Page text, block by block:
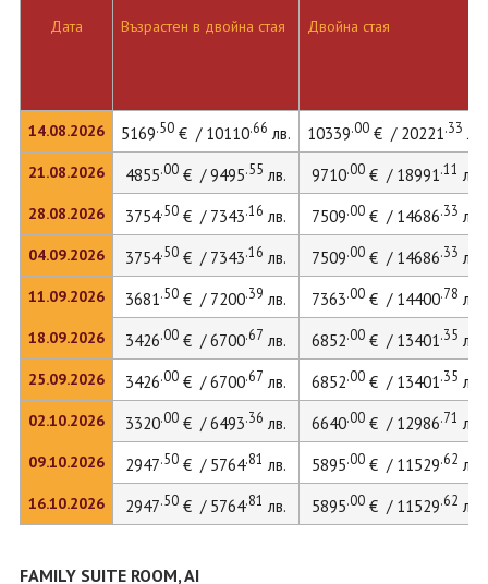
Дата
14.08.2026
21.08.2026
28.08.2026
04.09.2026
11.09.2026
18.09.2026
25.09.2026
02.10.2026
09.10.2026
16.10.2026
Възрастен в двойна стая Двойна стая
5169.50€ / 10110.66 лв. 10339.00€ / 20221.33 лв.
4855.00€ / 9495.55 лв. 9710.00€ / 18991.11 лв.
3754.50€ / 7343.16 лв. 7509.00€ / 14686.33 лв.
3754.50€ / 7343.16 лв. 7509.00€ / 14686.33 лв.
3681.50€ / 7200.39 лв. 7363.00€ / 14400.78 лв.
3426.00€ / 6700.67 лв. 6852.00€ / 13401.35 лв.
3426.00€ / 6700.67 лв. 6852.00€ / 13401.35 лв.
3320.00€ / 6493.36 лв. 6640.00€ / 12986.71 лв.
2947.50€ / 5764.81 лв. 5895.00€ / 11529.62 лв.
2947.50€ / 5764.81 лв. 5895.00€ / 11529.62 лв.
FAMILY SUITE ROOM, AI